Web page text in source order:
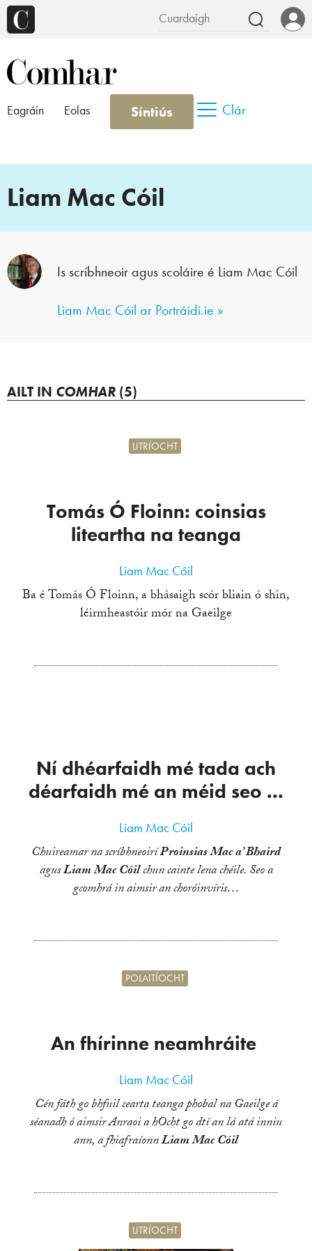
Eagráin Eolas Síntiús Clár
Liam Mac Cóil
Is scríbhneoir agus scoláire é Liam Mac Cóil
Liam Mac Cóil ar Portráidi.ie »
AILT IN COMHAR (5)
Tomás Ó Floinn: coinsias
liteartha na teanga
LITRÍOCHT
Liam Mac Cóil
Ba é Tomás Ó Floinn, a bhásaigh scór bliain ó shin,
léirmheastóir mór na Gaeilge
Ní dhéarfaidh mé tada ach
déarfaidh mé an méid seo ...
Liam Mac Cóil
Chuireamar na scríbhneoiríProinsias Mac a’ Bhaird
agusLiam Mac Cóilchun cainte lena chéile. Seo a
gcomhrá in aimsir an choróinvíris…
An fhírinne neamhráite
POLAITÍOCHT
Liam Mac Cóil
Cén fáth go bhfuil cearta teanga phobal na Gaeilge á
séanadh ó aimsir Anraoi a hOcht go dtí an lá atá inniu
ann, a fhiafraíonnLiam Mac Cóil
LITRÍOCHT